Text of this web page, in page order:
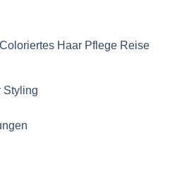
Haar Pflege Reise
Styling